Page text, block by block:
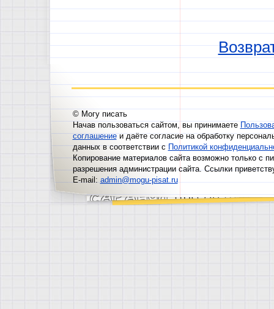
© Могу писать
Начав пользоваться сайтом, вы принимаете
соглашениеи даёте согласие на обработку
данных в соответствии сПолитикой
Копирование материалов сайта возможно только с
разрешения администрации сайта. Ссылки
E-mail:admin@mogu-pisat.ru